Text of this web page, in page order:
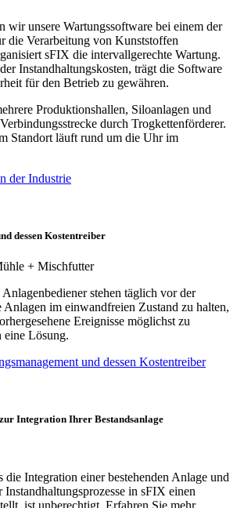
wir unsere Wartungssoftware bei einem der
die Verarbeitung von Kunststoffen
sFIX die intervallgerechte Wartung.
Instandhaltungskosten, trägt die Software
für den Betrieb zu gewähren.
Produktionshallen, Siloanlagen und
durch Trogkettenförderer.
Standort läuft rund um die Uhr im
der Industrie
dessen Kostentreiber
+ Mischfutter
stehen täglich vor der
Anlagen im einwandfreien Zustand zu halten,
Ereignisse möglichst zu
eine Lösung.
und dessen Kostentreiber
Integration Ihrer Bestandsanlage
die Integration einer bestehenden Anlage und
in sFIX einen
ist unberechtigt. Erfahren Sie mehr.